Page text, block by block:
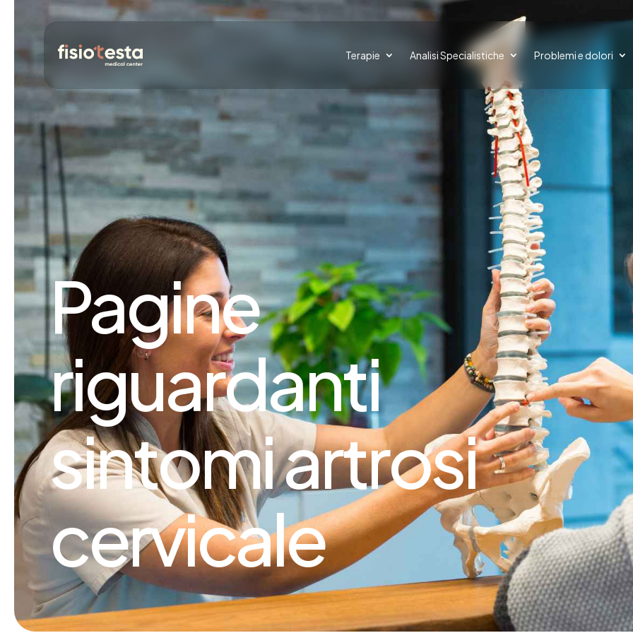
Terapie Analisi Specialistiche Problemi e dolori
Pagine
riguardanti
sintomi artrosi
cervicale